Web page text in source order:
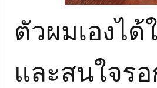
ตัวผมเองไ
และสนใจร